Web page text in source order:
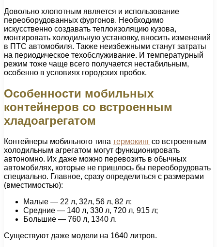
Довольно хлопотным является и использование
переоборудованных фургонов. Необходимо
искусственно создавать теплоизоляцию кузова,
монтировать холодильную установку, вносить изменений
в ПТС автомобиля. Также неизбежными станут затраты
на периодическое техобслуживание. И температурный
режим тоже чаще всего получается нестабильным,
особенно в условиях городских пробок.
Особенности мобильных
контейнеров со встроенным
хладоагрегатом
Контейнеры мобильного типа термокинг со встроенным
холодильным агрегатом могут функционировать
автономно. Их даже можно перевозить в обычных
автомобилях, которые не пришлось бы переоборудовать
специально. Главное, сразу определиться с размерами
(вместимостью):
Малые — 22 л, 32л, 56 л, 82 л;
Средние — 140 л, 330 л, 720 л, 915 л;
Большие — 760 л, 1340 л.
Существуют даже модели на 1640 литров.